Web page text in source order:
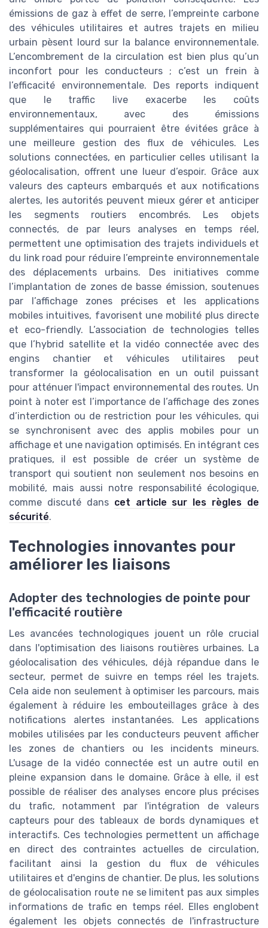
émissions de gaz à effet de serre, l’empreinte carbone
des véhicules utilitaires et autres trajets en milieu
urbain pèsent lourd sur la balance environnementale.
L’encombrement de la circulation est bien plus qu’un
inconfort pour les conducteurs ; c’est un frein à
l’efficacité environnementale. Des reports indiquent
que le traffic live exacerbe les coûts
environnementaux, avec des émissions
supplémentaires qui pourraient être évitées grâce à
une meilleure gestion des flux de véhicules. Les
solutions connectées, en particulier celles utilisant la
géolocalisation, offrent une lueur d’espoir. Grâce aux
valeurs des capteurs embarqués et aux notifications
alertes, les autorités peuvent mieux gérer et anticiper
les segments routiers encombrés. Les objets
connectés, de par leurs analyses en temps réel,
permettent une optimisation des trajets individuels et
du link road pour réduire l’empreinte environnementale
des déplacements urbains. Des initiatives comme
l’implantation de zones de basse émission, soutenues
par l’affichage zones précises et les applications
mobiles intuitives, favorisent une mobilité plus directe
et eco-friendly. L’association de technologies telles
que l’hybrid satellite et la vidéo connectée avec des
engins chantier et véhicules utilitaires peut
transformer la géolocalisation en un outil puissant
pour atténuer l'impact environnemental des routes. Un
point à noter est l’importance de l’affichage des zones
d’interdiction ou de restriction pour les véhicules, qui
se synchronisent avec des applis mobiles pour un
affichage et une navigation optimisés. En intégrant ces
pratiques, il est possible de créer un système de
transport qui soutient non seulement nos besoins en
mobilité, mais aussi notre responsabilité écologique,
comme discuté dans cet article sur les règles de
sécurité.
Technologies innovantes pour
améliorer les liaisons
Adopter des technologies de pointe pour
l'efficacité routière
Les avancées technologiques jouent un rôle crucial
dans l'optimisation des liaisons routières urbaines. La
géolocalisation des véhicules, déjà répandue dans le
secteur, permet de suivre en temps réel les trajets.
Cela aide non seulement à optimiser les parcours, mais
également à réduire les embouteillages grâce à des
notifications alertes instantanées. Les applications
mobiles utilisées par les conducteurs peuvent afficher
les zones de chantiers ou les incidents mineurs.
L'usage de la vidéo connectée est un autre outil en
pleine expansion dans le domaine. Grâce à elle, il est
possible de réaliser des analyses encore plus précises
du trafic, notamment par l'intégration de valeurs
capteurs pour des tableaux de bords dynamiques et
interactifs. Ces technologies permettent un affichage
en direct des contraintes actuelles de circulation,
facilitant ainsi la gestion du flux de véhicules
utilitaires et d'engins de chantier. De plus, les solutions
de géolocalisation route ne se limitent pas aux simples
informations de trafic en temps réel. Elles englobent
également les objets connectés de l'infrastructure